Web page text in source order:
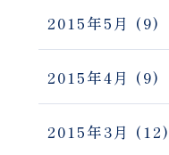
2015年5月 (9)
2015年4月 (9)
2015年3月 (12)